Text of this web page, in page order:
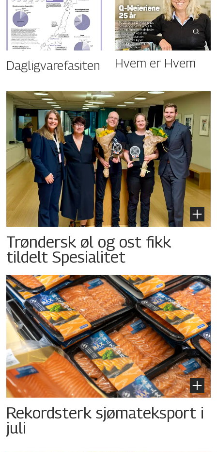
Dagligvarefasiten Hvem er Hvem
Trøndersk øl og ost fikk
tildelt Spesialitet
Rekordsterk sjømateksport i
juli